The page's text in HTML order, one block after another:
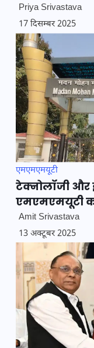
Priya Srivastava
17 दिसम्बर 2025
एमएमएमयूटी
टेक्नोलॉजी
एमएमएमयूटी
Amit Srivastava
13 अक्टूबर 2025